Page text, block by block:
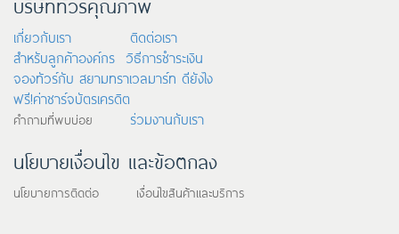
เกี่ยวกับเรา
ติดต่อเรา
สำหรับลูกค้าองค์กร วิธีการชำระเงิน
จองทัวร์กับ สยามทราเวลมาร์ท ดียังไง
ฟรี!ค่าชาร์จบัตรเครดิต
คำถามที่พบบ่อย ร่วมงานกับเรา
นโยบายเงื่อนไข และข้อตกลง
นโยบายการติดต่อ เงื่อนไขสินค้าและบริการ